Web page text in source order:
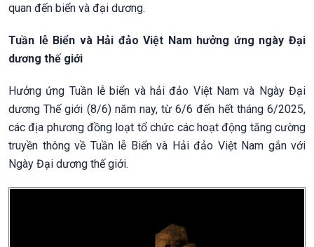
quan đến biển và đại dương.
Tuần lễ Biển và Hải đảo Việt Nam hưởng ứng ngày Đại
dương thế giới
Hưởng ứng Tuần lễ biển và hải đảo Việt Nam và Ngày Đại
dương Thế giới (8/6) năm nay, từ 6/6 đến hết tháng 6/2025,
các địa phương đồng loạt tổ chức các hoạt động tăng cường
truyền thông về Tuần lễ Biển và Hải đảo Việt Nam gắn với
Ngày Đại dương thế giới.